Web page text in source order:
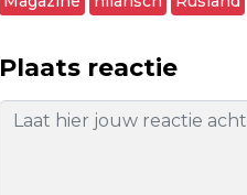
Plaats reactie